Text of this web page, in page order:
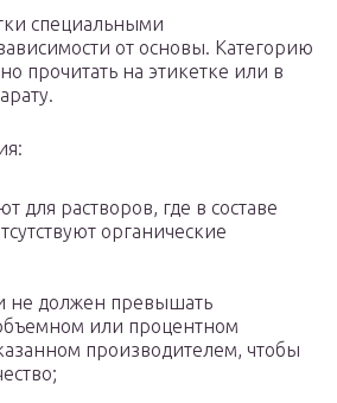
специальными
от основы. Категорию
прочитать на этикетке или в
для растворов, где в составе
органические
не должен превышать
или процентном
производителем, чтобы